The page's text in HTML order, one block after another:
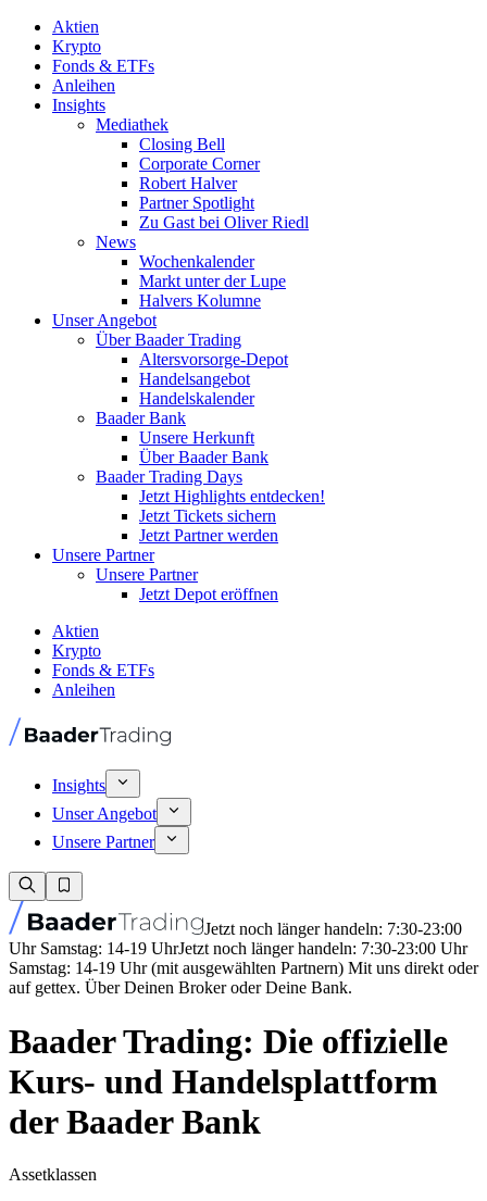
Aktien
Krypto
Fonds & ETFs
Anleihen
Insights
Mediathek
Closing Bell
Corporate Corner
Robert Halver
Partner Spotlight
Zu Gast bei Oliver Riedl
News
Wochenkalender
Markt unter der Lupe
Halvers Kolumne
Unser Angebot
Über Baader Trading
Altersvorsorge-Depot
Handelsangebot
Handelskalender
Baader Bank
Unsere Herkunft
Über Baader Bank
Baader Trading Days
Jetzt Highlights entdecken!
Jetzt Tickets sichern
Jetzt Partner werden
Unsere Partner
Unsere Partner
Jetzt Depot eröffnen
Aktien
Krypto
Fonds & ETFs
Anleihen
Insights
Unser Angebot
Unsere Partner
Jetzt noch länger handeln: 7:30-23:00
Uhr Samstag: 14-19 UhrJetzt noch länger handeln: 7:30-23:00 Uhr
Samstag: 14-19 Uhr (mit ausgewählten Partnern) Mit uns direkt oder
auf gettex. Über Deinen Broker oder Deine Bank.
Baader Trading: Die offizielle
Kurs- und Handelsplattform
der Baader Bank
Assetklassen